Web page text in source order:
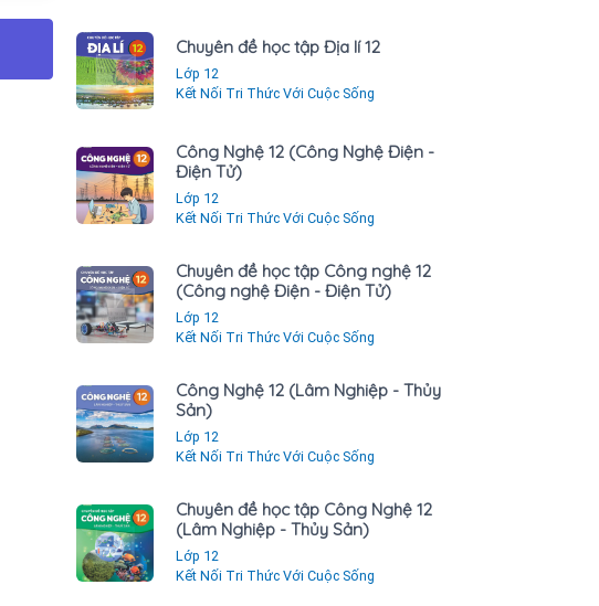
Chuyên đề học tập Địa lí 12
Lớp 12
Kết Nối Tri Thức Với Cuộc Sống
Công Nghệ 12 (Công Nghệ Điện -
Điện Tử)
Lớp 12
Kết Nối Tri Thức Với Cuộc Sống
Chuyên đề học tập Công nghệ 12
(Công nghệ Điện - Điện Tử)
Lớp 12
Kết Nối Tri Thức Với Cuộc Sống
Công Nghệ 12 (Lâm Nghiệp - Thủy
Sản)
Lớp 12
Kết Nối Tri Thức Với Cuộc Sống
Chuyên đề học tập Công Nghệ 12
(Lâm Nghiệp - Thủy Sản)
Lớp 12
Kết Nối Tri Thức Với Cuộc Sống